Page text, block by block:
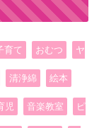
育て おむつ ヤ
清浄綿 絵本
児 音楽教室 ピ